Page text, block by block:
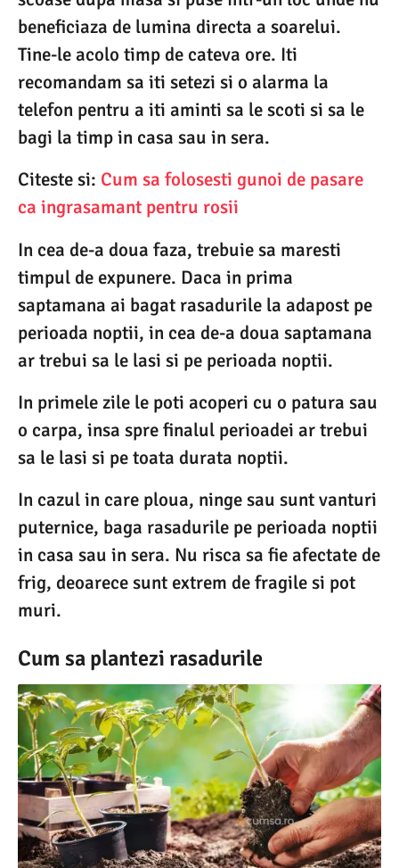
beneficiaza de lumina directa a soarelui.
Tine-le acolo timp de cateva ore. Iti
recomandam sa iti setezi si o alarma la
telefon pentru a iti aminti sa le scoti si sa le
bagi la timp in casa sau in sera.
Citeste si: Cum sa folosesti gunoi de pasare
ca ingrasamant pentru rosii
In cea de-a doua faza, trebuie sa maresti
timpul de expunere. Daca in prima
saptamana ai bagat rasadurile la adapost pe
perioada noptii, in cea de-a doua saptamana
ar trebui sa le lasi si pe perioada noptii.
In primele zile le poti acoperi cu o patura sau
o carpa, insa spre finalul perioadei ar trebui
sa le lasi si pe toata durata noptii.
In cazul in care ploua, ninge sau sunt vanturi
puternice, baga rasadurile pe perioada noptii
in casa sau in sera. Nu risca sa fie afectate de
frig, deoarece sunt extrem de fragile si pot
muri.
Cum sa plantezi rasadurile